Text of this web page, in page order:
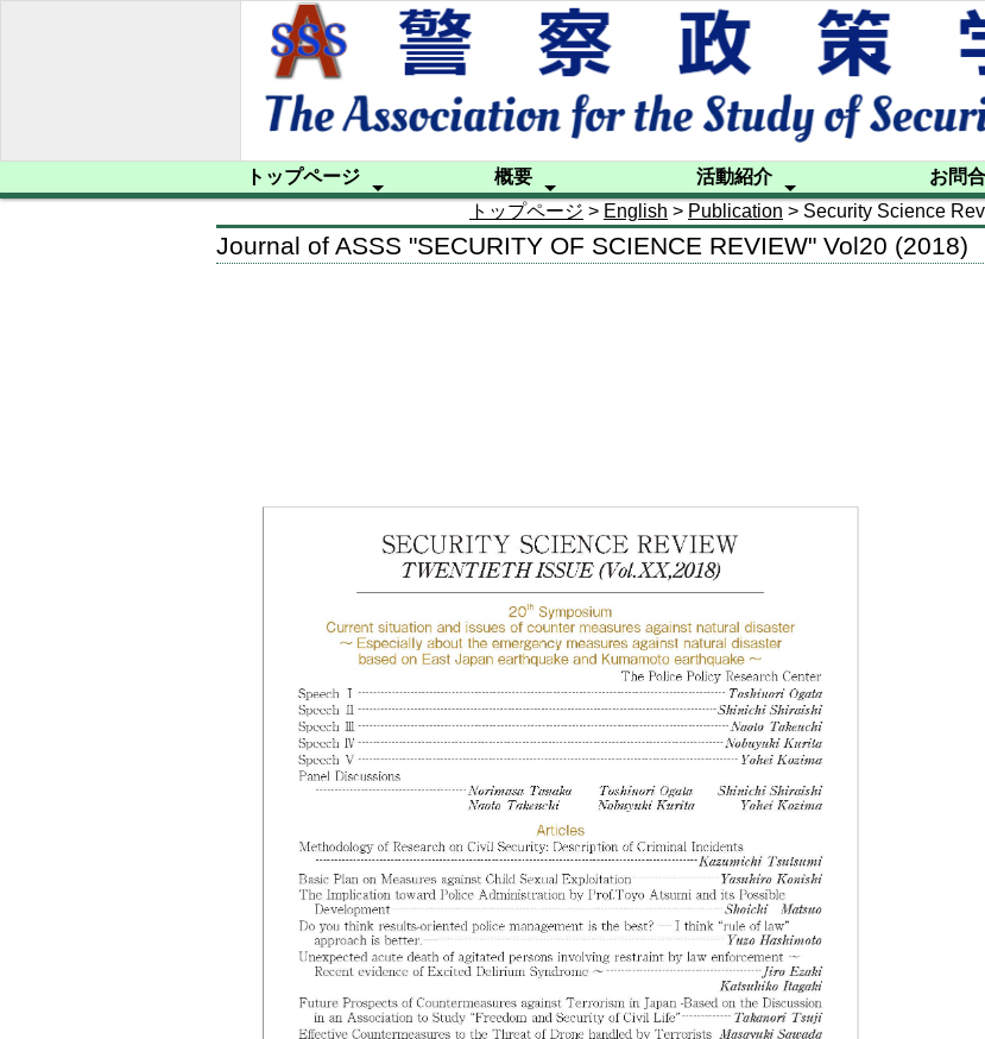
トップページ
概要
プロフィール
設立趣意書
規約
入会申込み
活動紹介
シンポジウム
研究部会活動
出版活動
国際交流
後援活動等
お問
トップページ > English > Publication > Security Science
Journal of ASSS "SECURITY OF SCIENCE REVIEW" Vol20 (2018)